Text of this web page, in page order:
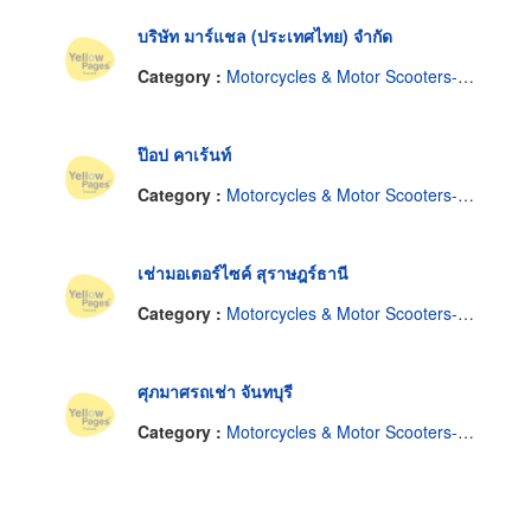
บริษัท มาร์แชล (ประเทศไทย) จำกัด
Category : Motorcycles & Motor Scooters-Renting & Leasing
ป๊อป คาเร้นท์
Category : Motorcycles & Motor Scooters-Renting & Leasing
เช่ามอเตอร์ไซค์ สุราษฎร์ธานี
Category : Motorcycles & Motor Scooters-Renting & Leasing
ศุภมาศรถเช่า จันทบุรี
Category : Motorcycles & Motor Scooters-Renting & Leasing